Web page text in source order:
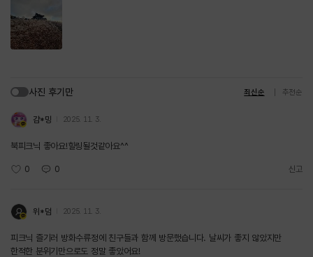
사진 후기만 최신순 추천순
걈*밍 2025. 11. 3.
북피크닉 좋아요!힐링될것같아요^^
0 0 신고
위*덤 2025. 11. 3.
피크닉 즐기러 방화수류정에 친구들과 함께 방문했습니다. 날씨가 좋지 않았지만
한적한 분위기만으로도 정말 좋았어요!